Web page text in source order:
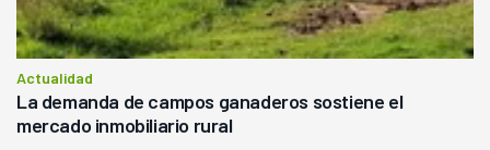
Actualidad
La demanda de campos ganaderos sostiene el
mercado inmobiliario rural